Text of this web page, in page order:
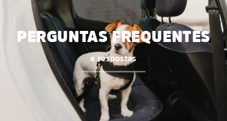
PERGUNTAS FREQUENTES
e respostas